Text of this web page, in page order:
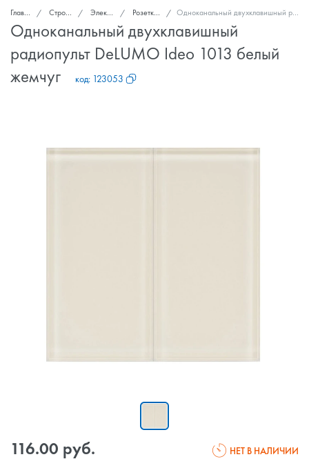
Главная Стройка и ремонт Электроснабжение Розетки, выключатели Одноканальный двухклавишный радиопульт DeLUMO Ideo 1013 белый жемчуг
Одноканальный двухклавишный
радиопульт DeLUMO Ideo 1013 белый
жемчуг
код: 123053
116.00 руб. НЕТ В НАЛИЧИИ